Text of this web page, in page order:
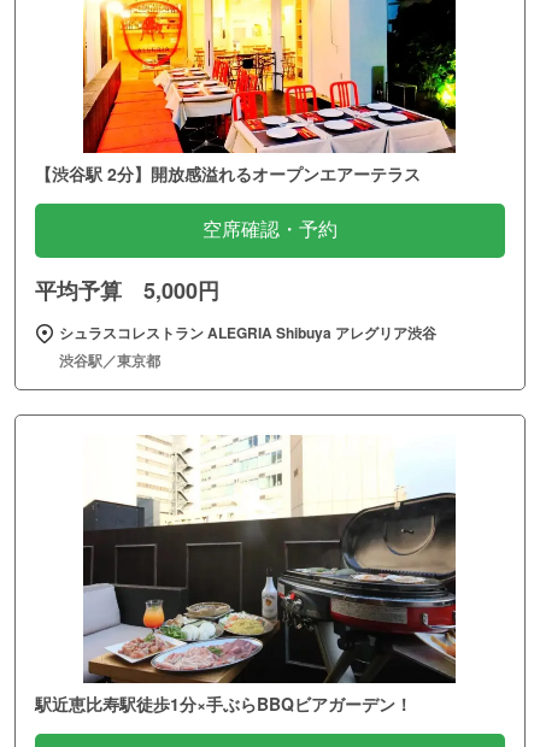
【渋谷駅 2分】開放感溢れるオープンエアーテラス
空席確認・予約
平均予算 5,000円
シュラスコレストラン ALEGRIA Shibuya アレグリア渋谷
渋谷駅／東京都
駅近恵比寿駅徒歩1分×手ぶらBBQビアガーデン！